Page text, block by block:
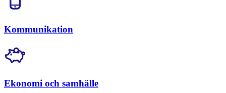
Kommunikation
Ekonomi och samhälle